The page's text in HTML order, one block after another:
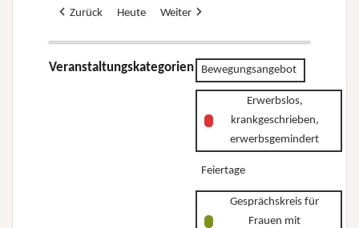
Zurück Heute Weiter
Veranstaltungskategorien Bewegungsangebot
Erwerbslos,
krankgeschrieben,
erwerbsgemindert
Feiertage
Gesprächskreis für
Frauen mit